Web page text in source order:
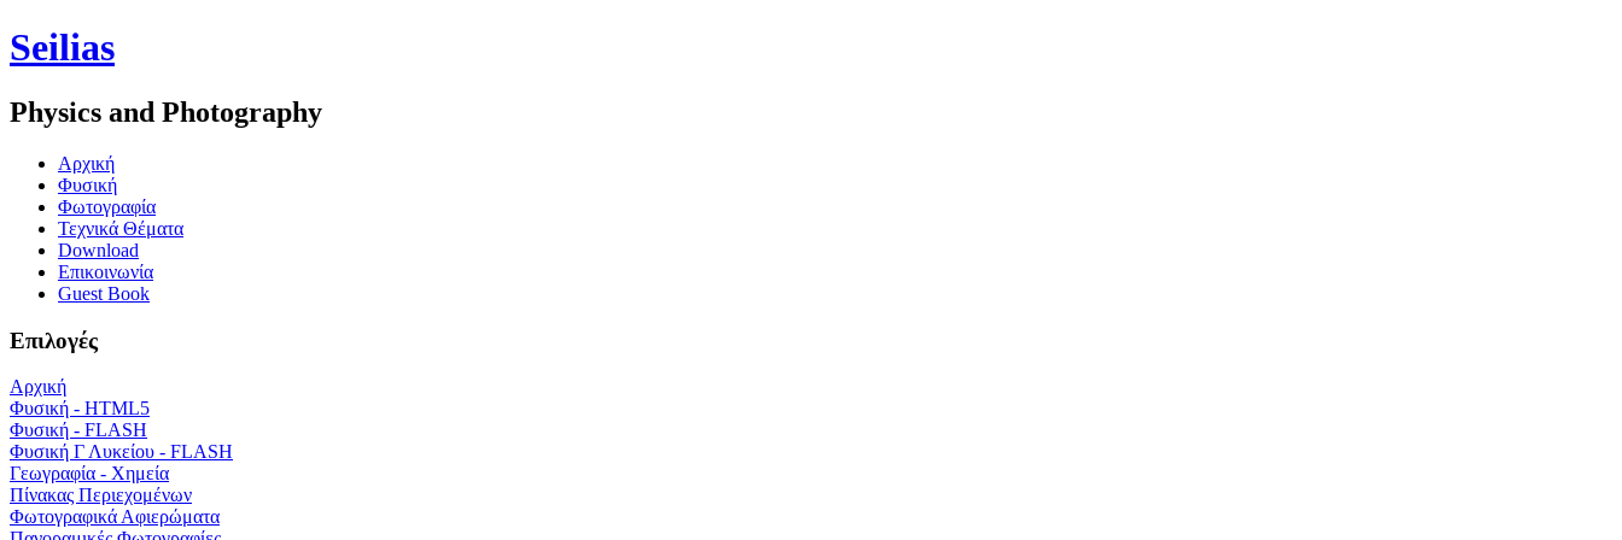
Seilias
Physics and Photography
Aρχική
Φυσική
Φωτογραφία
Τεχνικά Θέματα
Download
Επικοινωνία
Guest Book
Επιλογές
Αρχική
Φυσική - HTML5
Φυσική - FLASH
Φυσική Γ Λυκείου - FLASH
Γεωγραφία - Χημεία
Πίνακας Περιεχομένων
Φωτογραφικά Αφιερώματα